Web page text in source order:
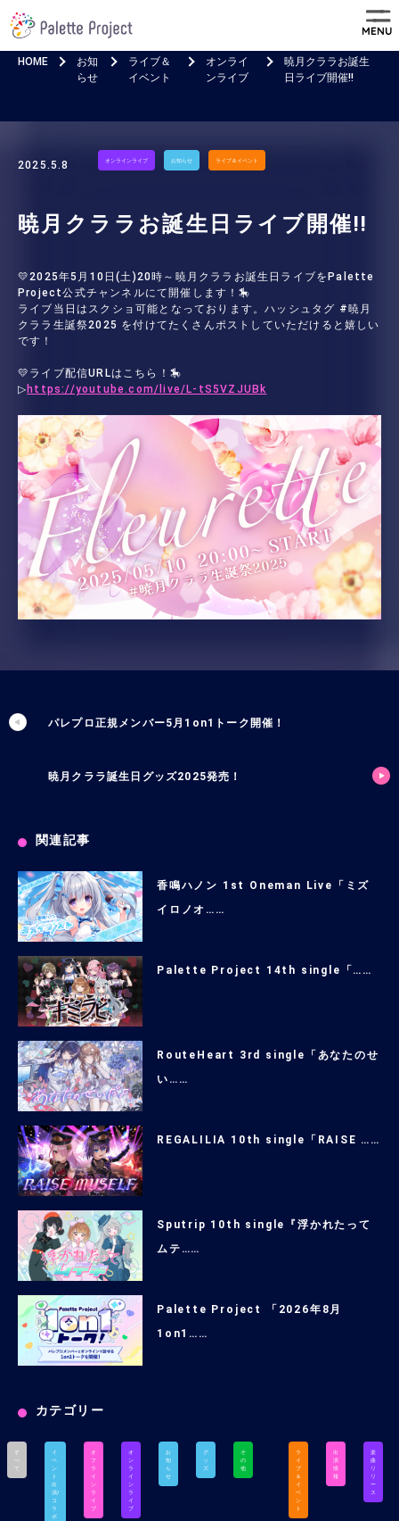
MENU
HOME
お知
らせ
ライブ＆
イベント
オンライ
ンライブ
暁月クララお誕生
日ライブ開催!!
2025.5.8 オンラインライブ お知らせ ライブ＆イベント
暁月クララお誕生日ライブ開催!!
💛2025年5月10日(土)20時～暁月クララお誕生日ライブをPalette
Project公式チャンネルにて開催します！🎠
ライブ当日はスクショ可能となっております。ハッシュタグ #暁月
クララ生誕祭2025 を付けてたくさんポストしていただけると嬉しい
です！
💛ライブ配信URLはこちら！🎠
▷ https://youtube.com/live/L-tS5VZJUBk
パレプロ正規メンバー5月1on1トーク開催！
暁月クララ誕生日グッズ2025発売！
関連記事
香鳴ハノン 1st Oneman Live「ミズ
イロノオ……
Palette Project 14th single「……
RouteHeart 3rd single「あなたのせ
い……
REGALILIA 10th single「RAISE ……
Sputrip 10th single『浮かれたって
ムテ……
Palette Project 「2026年8月
1on1……
カテゴリー
す
べ
て
イ
ベ
ン
ト
出
演/
コ
ラ
ボ
オ
フ
ラ
イ
ン
ラ
イ
ブ
オ
ン
ラ
イ
ン
ラ
イ
ブ
お
知
ら
せ
グ
ッ
ズ
そ
の
他
ラ
イ
ブ
＆
イ
ベ
ン
ト
出
演
情
報
楽
曲
リ
リ
ー
ス